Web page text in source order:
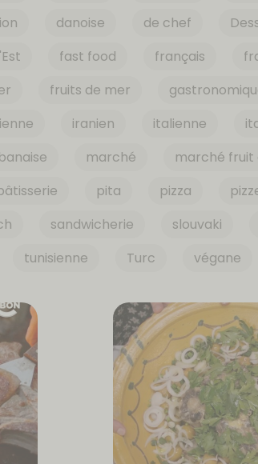
danoise de chef
fast food français
fruits de mer
iranien italienne
marché marché fruit
pita pizza
sandwicherie slouvaki
tunisienne Turc végane